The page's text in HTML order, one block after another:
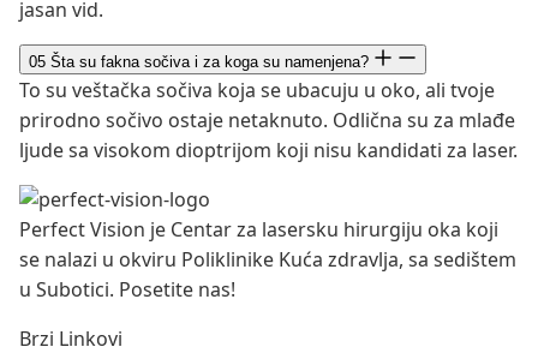
jasan vid.
05 Šta su fakna sočiva i za koga su namenjena?
To su veštačka sočiva koja se ubacuju u oko, ali tvoje
prirodno sočivo ostaje netaknuto. Odlična su za mlađe
ljude sa visokom dioptrijom koji nisu kandidati za laser.
Perfect Vision je Centar za lasersku hirurgiju oka koji
se nalazi u okviru Poliklinike Kuća zdravlja, sa sedištem
u Subotici. Posetite nas!
Brzi Linkovi